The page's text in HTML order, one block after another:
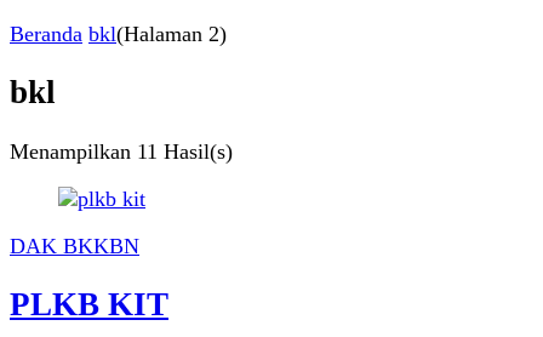
Beranda bkl(Halaman 2)
bkl
Menampilkan 11 Hasil(s)
DAK BKKBN
PLKB KIT